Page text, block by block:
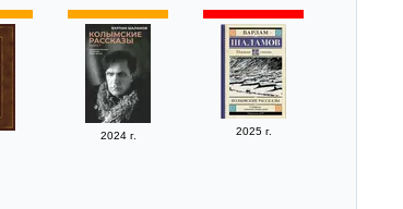
2024 г. 2025 г.